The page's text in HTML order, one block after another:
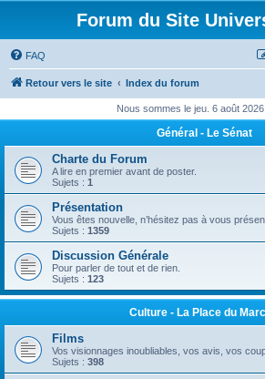
Forum du Site
FAQ
Retour vers le site Index du forum
Nous sommes le jeu. 6 août 2026
Général - Le Sénat
Charte du Forum
A lire en premier avant de poster.
Sujets : 1
Présentation
Vous êtes nouvelle, n’hésitez pas à vous
Sujets : 1359
Discussion Générale
Pour parler de tout et de rien.
Sujets : 123
Culture - La Place du
Films
Vos visionnages inoubliables, vos avis, vos
Sujets : 398